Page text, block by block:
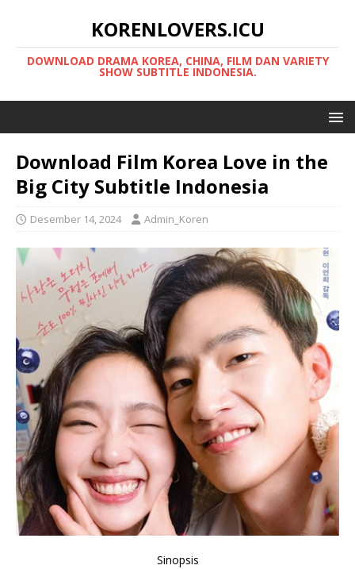
KORENLOVERS.ICU
DOWNLOAD DRAMA KOREA, CHINA, FILM DAN VARIETY
SHOW SUBTITLE INDONESIA.
Download Film Korea Love in the
Big City Subtitle Indonesia
Desember 14, 2024 Admin_Koren
Sinopsis